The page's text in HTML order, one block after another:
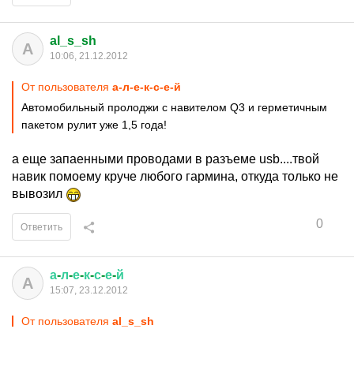
A al_s_sh
10:06, 21.12.2012
От пользователя а-л-е-к-с-е-й
Автомобильный пролоджи с навителом Q3 и герметичным
пакетом рулит уже 1,5 года!
а еще запаенными проводами в разъеме usb....твой
навик помоему круче любого гармина, откуда только не
вывозил
0
Ответить
А а-л-е-к-с-е-й
15:07, 23.12.2012
От пользователя al_s_sh